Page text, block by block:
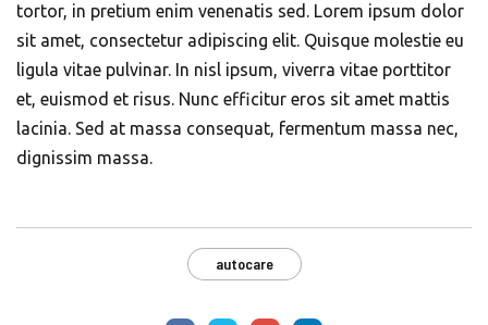
tortor, in pretium enim venenatis sed. Lorem ipsum dolor
sit amet, consectetur adipiscing elit. Quisque molestie eu
ligula vitae pulvinar. In nisl ipsum, viverra vitae porttitor
et, euismod et risus. Nunc efficitur eros sit amet mattis
lacinia. Sed at massa consequat, fermentum massa nec,
dignissim massa.
autocare